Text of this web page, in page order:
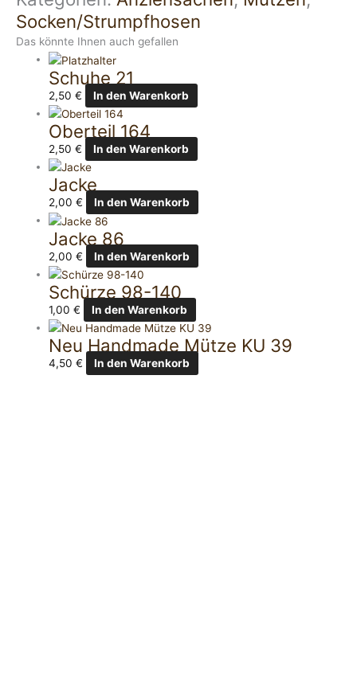
Socken/Strumpfhosen
Das könnte Ihnen auch gefallen
Schuhe 21
2,50€ In den Warenkorb
Oberteil 164
2,50€ In den Warenkorb
Jacke
2,00€ In den Warenkorb
Jacke 86
2,00€ In den Warenkorb
Schürze 98-140
1,00€ In den Warenkorb
Neu Handmade Mütze KU 39
4,50€ In den Warenkorb